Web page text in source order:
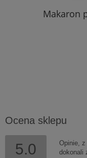
Makaron
Ocena sklepu
5.0
Opinie, z
dokonali